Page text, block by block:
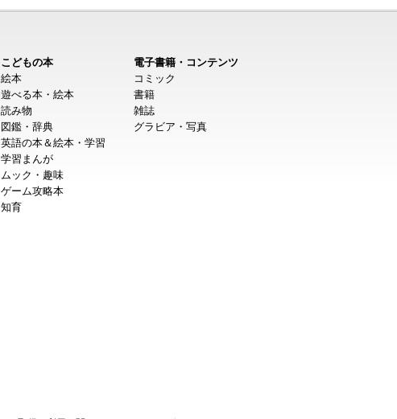
こどもの本
絵本
遊べる本・絵本
読み物
図鑑・辞典
英語の本＆絵本・学習
学習まんが
ムック・趣味
ゲーム攻略本
知育
電子書籍・コンテンツ
コミック
書籍
雑誌
グラビア・写真